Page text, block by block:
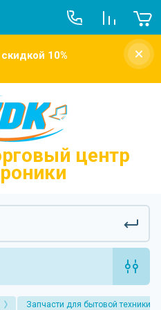
10%
центр
Запчасти для бытовой техники